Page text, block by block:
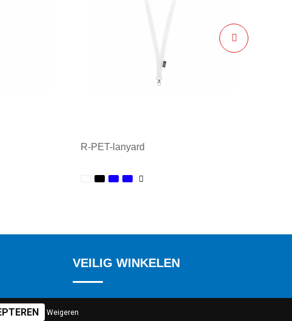
R-PET-lanyard
VEILIG WINKELEN
Weigeren